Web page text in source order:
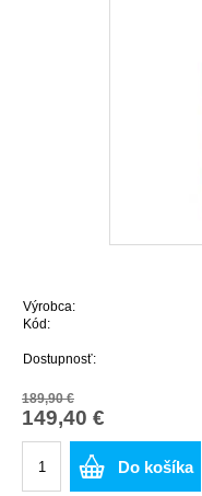
Výrobca:
Kód:
Dostupnosť:
189,90 €
149,40 €
Do košíka